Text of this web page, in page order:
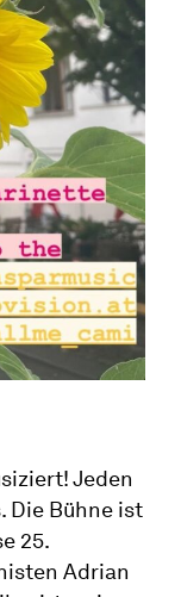
Jeden
Die Bühne ist
25.
Adrian